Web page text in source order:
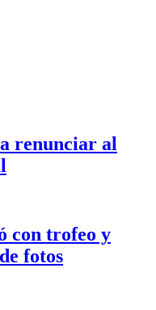
renunciar al
con trofeo y
fotos